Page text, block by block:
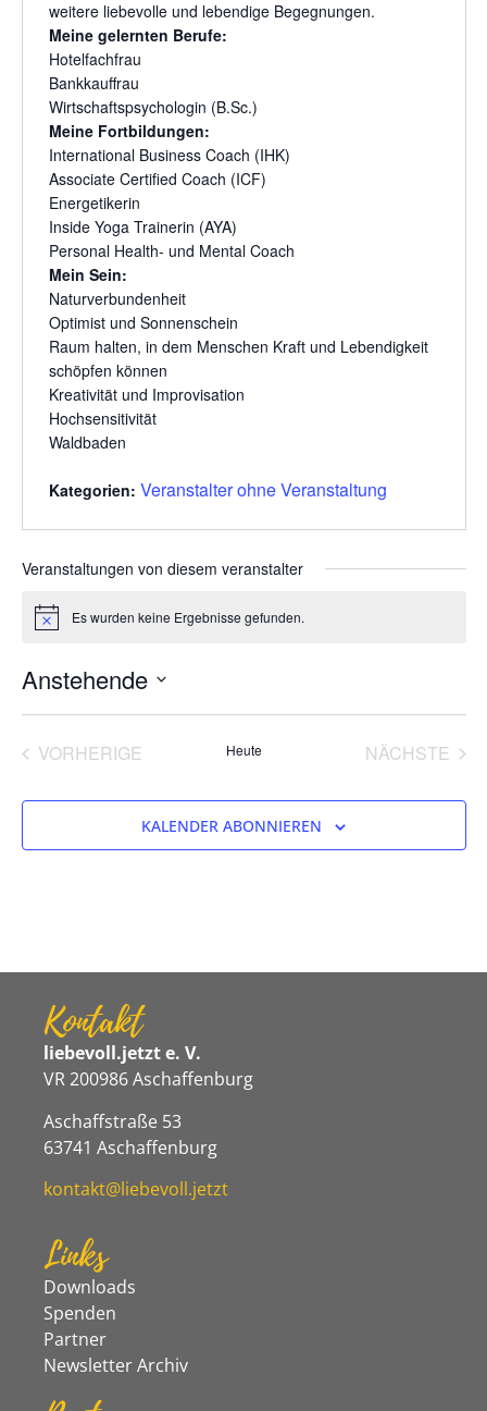
weitere liebevolle und lebendige Begegnungen.
Meine gelernten Berufe:
Hotelfachfrau
Bankkauffrau
Wirtschaftspsychologin (B.Sc.)
Meine Fortbildungen:
International Business Coach (IHK)
Associate Certified Coach (ICF)
Energetikerin
Inside Yoga Trainerin (AYA)
Personal Health- und Mental Coach
Mein Sein:
Naturverbundenheit
Optimist und Sonnenschein
Raum halten, in dem Menschen Kraft und Lebendigkeit
schöpfen können
Kreativität und Improvisation
Hochsensitivität
Waldbaden
Kategorien: Veranstalter ohne Veranstaltung
Veranstaltungen von diesem veranstalter
HinweisEs wurden keine Ergebnisse gefunden.
Anstehende
wählen.
VORHERIGE VERANSTALTUNGEN
Heute NÄCHSTE
KALENDER ABONNIEREN
Kontakt
liebevoll.jetzt e. V.
VR 200986 Aschaffenburg
Aschaffstraße 53
63741 Aschaffenburg
kontakt@liebevoll.jetzt
Links
Downloads
Spenden
Partner
Newsletter Archiv